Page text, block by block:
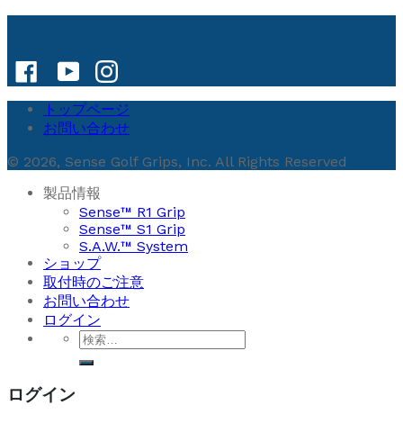
トップページ
お問い合わせ
© 2026, Sense Golf Grips, Inc. All Rights Reserved
製品情報
Sense™ R1 Grip
Sense™ S1 Grip
S.A.W.™ System
ショップ
取付時のご注意
お問い合わせ
ログイン
検
索
ログイン